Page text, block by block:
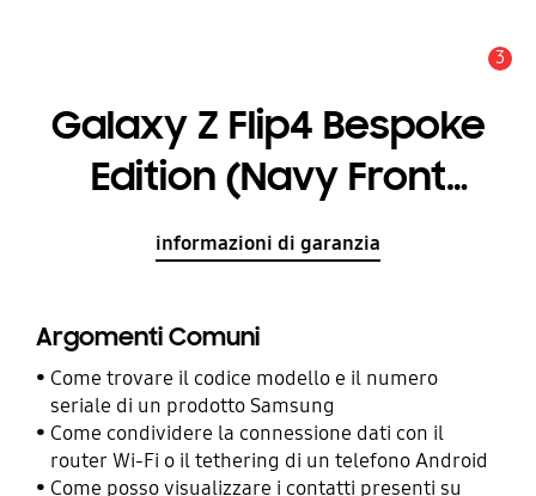
3
Galaxy Z Flip4 Bespoke
Edition (Navy Front
Color)
informazioni di garanzia
Argomenti Comuni
Come trovare il codice modello e il numero
seriale di un prodotto Samsung
Come condividere la connessione dati con il
router Wi-Fi o il tethering di un telefono Android
Come posso visualizzare i contatti presenti su